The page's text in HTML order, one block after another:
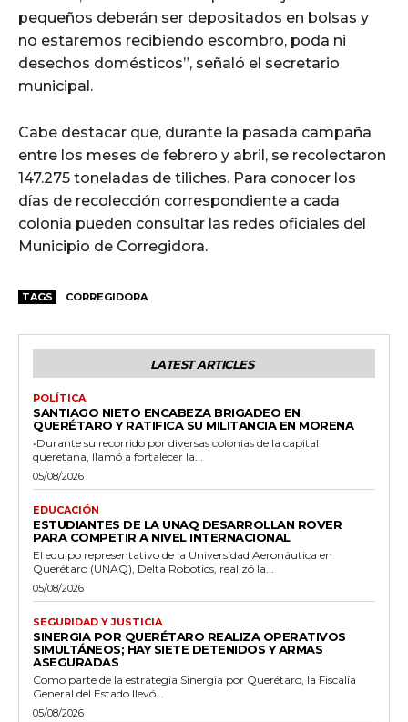
pequeños deberán ser depositados en bolsas y
no estaremos recibiendo escombro, poda ni
desechos domésticos”, señaló el secretario
municipal.
Cabe destacar que, durante la pasada campaña
entre los meses de febrero y abril, se recolectaron
147.275 toneladas de tiliches. Para conocer los
días de recolección correspondiente a cada
colonia pueden consultar las redes oficiales del
Municipio de Corregidora.
TAGS CORREGIDORA
LATEST ARTICLES
POLÍTICA
SANTIAGO NIETO ENCABEZA BRIGADEO EN
QUERÉTARO Y RATIFICA SU MILITANCIA EN MORENA
•Durante su recorrido por diversas colonias de la capital
queretana, llamó a fortalecer la...
05/08/2026
EDUCACIÓN
ESTUDIANTES DE LA UNAQ DESARROLLAN ROVER
PARA COMPETIR A NIVEL INTERNACIONAL
El equipo representativo de la Universidad Aeronáutica en
Querétaro (UNAQ), Delta Robotics, realizó la...
05/08/2026
SEGURIDAD Y JUSTICIA
SINERGIA POR QUERÉTARO REALIZA OPERATIVOS
SIMULTÁNEOS; HAY SIETE DETENIDOS Y ARMAS
ASEGURADAS
Como parte de la estrategia Sinergia por Querétaro, la Fiscalía
General del Estado llevó...
05/08/2026